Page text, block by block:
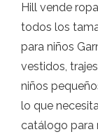
Hill vende
todos los
para niños
vestidos,
niños
lo que
catálogo para